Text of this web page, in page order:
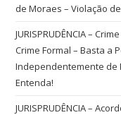
de Moraes – Violação
JURISPRUDÊNCIA –
Crime Formal – Basta a
Independentemente de
Entenda!
JURISPRUDÊNCIA –